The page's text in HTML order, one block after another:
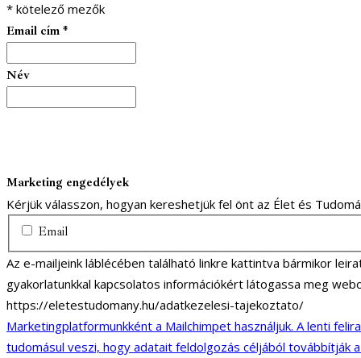
* kötelező mezők
Email cím *
Név
Marketing engedélyek
Kérjük válasszon, hogyan kereshetjük fel önt az Élet és
Email
Az e-mailjeink láblécében található linkre kattintva bármikor
gyakorlatunkkal kapcsolatos információkért látogassa meg
https://eletestudomany.hu/adatkezelesi-tajekoztato/
Marketingplatformunkként a Mailchimpet használjuk. A lenti
tudomásul veszi, hogy adatait feldolgozás céljából továbbítják